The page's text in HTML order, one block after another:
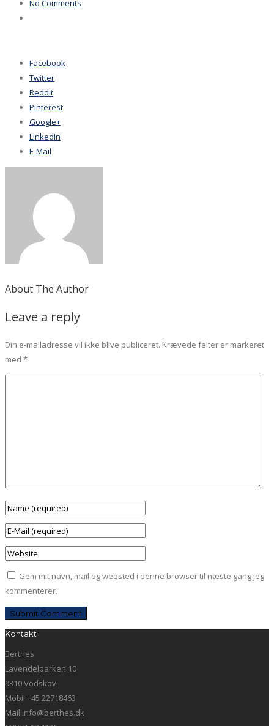
No Comments
Facebook
Twitter
Reddit
Pinterest
Google+
LinkedIn
E-Mail
About The Author
Leave a reply
Din e-mailadresse vil ikke blive publiceret. Krævede felter er markeret
med *
Gem mit navn, mail og websted i denne browser til næste gang jeg
kommenterer.
Kontakt
Berthes
Lavendelparken 10
9310 Vodskov
Mobil +45 22718463
Mail info@berthes.dk